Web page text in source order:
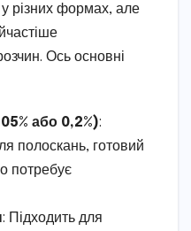
різних формах, але
Ось основні
або 0,2%):
полоскань, готовий
потребує
: Підходить для